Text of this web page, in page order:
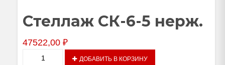
Стеллаж СК-6-5 нерж.
47522,00 ₽
ДОБАВИТЬ В КОРЗИНУ